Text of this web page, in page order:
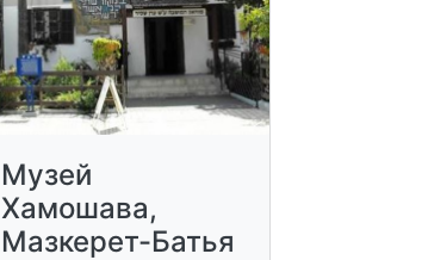
Музей
Хамошава,
Мазкерет-Батья